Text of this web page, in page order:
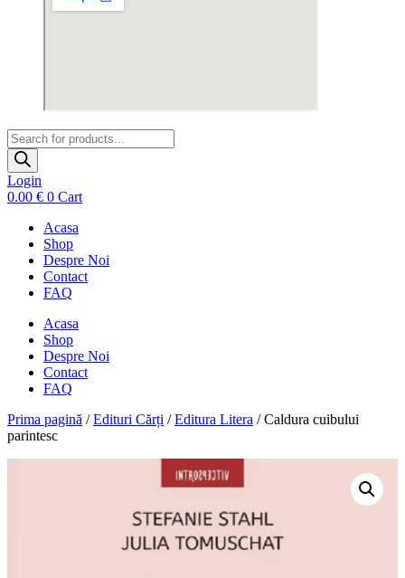
Products
search
Login
0.00 € 0 Cart
Acasa
Shop
Despre Noi
Contact
FAQ
Acasa
Shop
Despre Noi
Contact
FAQ
Prima pagină /Edituri Cărți /Editura Litera / Caldura cuibului
parintesc